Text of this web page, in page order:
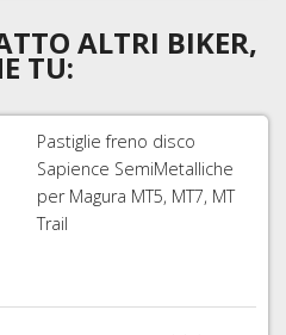
ALTRI BIKER,
TU:
Pastiglie freno disco
Sapience SemiMetalliche
per Magura MT5, MT7, MT
Trail